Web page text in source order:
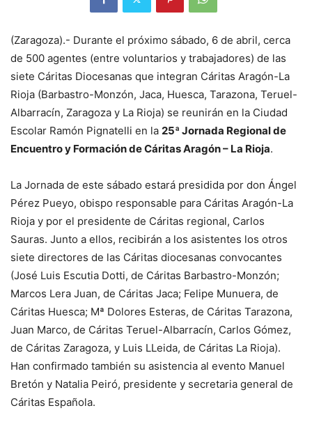
(Zaragoza).- Durante el próximo sábado, 6 de abril, cerca
de 500 agentes (entre voluntarios y trabajadores) de las
siete Cáritas Diocesanas que integran Cáritas Aragón-La
Rioja (Barbastro-Monzón, Jaca, Huesca, Tarazona, Teruel-
Albarracín, Zaragoza y La Rioja) se reunirán en la Ciudad
Escolar Ramón Pignatelli en la 25ª Jornada Regional de
Encuentro y Formación de Cáritas Aragón – La Rioja.
La Jornada de este sábado estará presidida por don Ángel
Pérez Pueyo, obispo responsable para Cáritas Aragón-La
Rioja y por el presidente de Cáritas regional, Carlos
Sauras. Junto a ellos, recibirán a los asistentes los otros
siete directores de las Cáritas diocesanas convocantes
(José Luis Escutia Dotti, de Cáritas Barbastro-Monzón;
Marcos Lera Juan, de Cáritas Jaca; Felipe Munuera, de
Cáritas Huesca; Mª Dolores Esteras, de Cáritas Tarazona,
Juan Marco, de Cáritas Teruel-Albarracín, Carlos Gómez,
de Cáritas Zaragoza, y Luis LLeida, de Cáritas La Rioja).
Han confirmado también su asistencia al evento Manuel
Bretón y Natalia Peiró, presidente y secretaria general de
Cáritas Española.